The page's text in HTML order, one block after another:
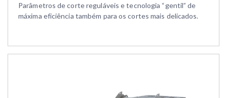
Parâmetros de corte reguláveis e tecnologia “gentil” de
máxima eficiência também para os cortes mais delicados.